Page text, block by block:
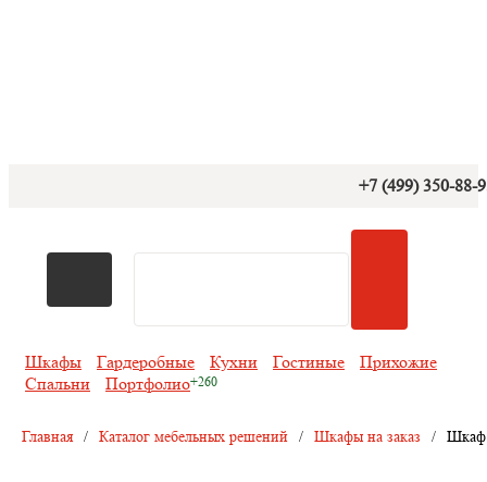
+7 (499) 350-88-
Шкафы Гардеробные Кухни Гостиные
Прихожие
Спальни
Портфолио
Главная / Каталог мебельных решений / Шкафы на заказ / Шкаф